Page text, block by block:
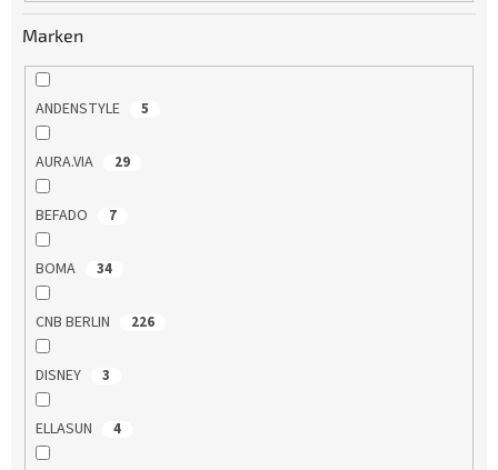
Marken
ANDENSTYLE 5
AURA.VIA 29
BEFADO 7
BOMA 34
CNB BERLIN 226
DISNEY 3
ELLASUN 4